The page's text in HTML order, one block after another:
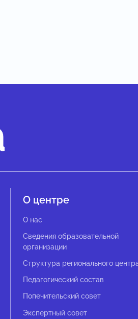
О центре
О нас
Сведения образовательной
организации
Структура регионального
Педагогический состав
Попечительский совет
Экспертный совет